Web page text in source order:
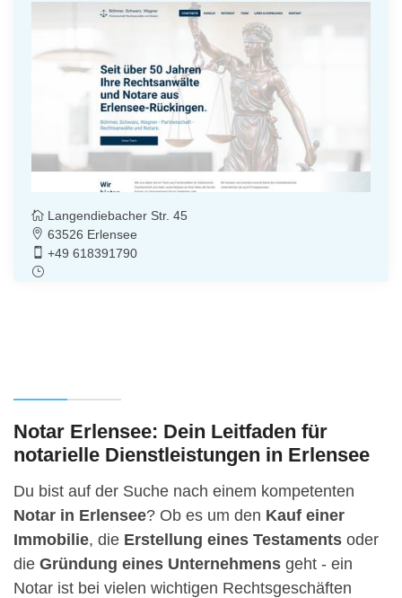
Langendiebacher Str. 45
63526 Erlensee
+49 618391790
Notar Erlensee: Dein Leitfaden für
notarielle Dienstleistungen in Erlensee
Du bist auf der Suche nach einem kompetenten
Notar in Erlensee? Ob es um den Kauf einer
Immobilie, die Erstellung eines Testaments oder
die Gründung eines Unternehmens geht - ein
Notar ist bei vielen wichtigen Rechtsgeschäften